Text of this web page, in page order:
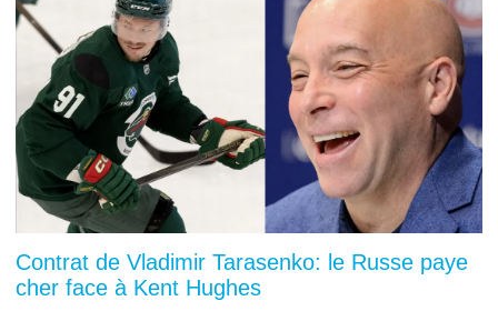
Contrat de Vladimir Tarasenko: le Russe paye
cher face à Kent Hughes